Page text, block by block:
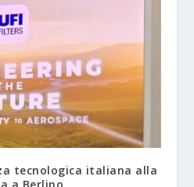
tecnologica italiana alla